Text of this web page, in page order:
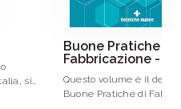
si
Buone Pratiche di
Fabbricazione -
Questo volume è il
Buone Pratiche di